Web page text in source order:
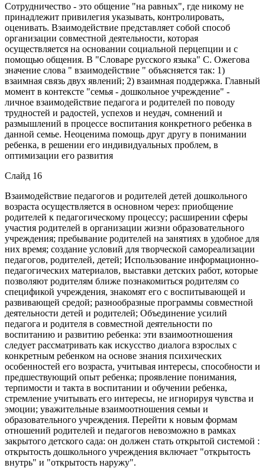
Сотрудничество - это общение "на равных", где никому не
принадлежит привилегия указывать, контролировать,
оценивать. Взаимодействие представляет собой способ
организации совместной деятельности, которая
осуществляется на основании социальной перцепции и с
помощью общения. В "Словаре русского языка" С. Ожегова
значение слова " взаимодействие " объясняется так: 1)
взаимная связь двух явлений; 2) взаимная поддержка. Главный
момент в контексте "семья - дошкольное учреждение" -
личное взаимодействие педагога и родителей по поводу
трудностей и радостей, успехов и неудач, сомнений и
размышлений в процессе воспитания конкретного ребенка в
данной семье. Неоценима помощь друг другу в понимании
ребенка, в решении его индивидуальных проблем, в
оптимизации его развития
Слайд 16
Взаимодействие педагогов и родителей детей дошкольного
возраста осуществляется в основном через: приобщение
родителей к педагогическому процессу; расширении сферы
участия родителей в организации жизни образовательного
учреждения; пребывание родителей на занятиях в удобное для
них время; создание условий для творческой самореализации
педагогов, родителей, детей; Использование информационно-
педагогических материалов, выставки детских работ, которые
позволяют родителям ближе познакомиться родителям со
спецификой учреждения, знакомят его с воспитывающей и
развивающей средой; разнообразные программы совместной
деятельности детей и родителей; Объединение усилий
педагога и родителя в совместной деятельности по
воспитанию и развитию ребенка: эти взаимоотношения
следует рассматривать как искусство диалога взрослых с
конкретным ребенком на основе знания психических
особенностей его возраста, учитывая интересы, способности и
предшествующий опыт ребенка; проявление понимания,
терпимости и такта в воспитании и обучении ребенка,
стремление учитывать его интересы, не игнорируя чувства и
эмоции; уважительные взаимоотношения семьи и
образовательного учреждения. Перейти к новым формам
отношений родителей и педагогов невозможно в рамках
закрытого детского сада: он должен стать открытой системой :
открытость дошкольного учреждения включает "открытость
внутрь" и "открытость наружу".